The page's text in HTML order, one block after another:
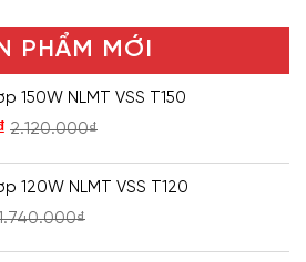
PHẨM MỚI
150W NLMT VSS T150
2.120.000₫
120W NLMT VSS T120
₫